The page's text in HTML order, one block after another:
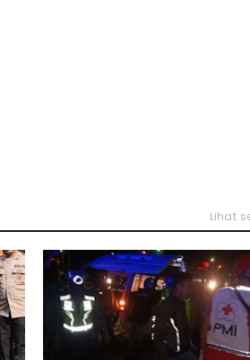
Lihat